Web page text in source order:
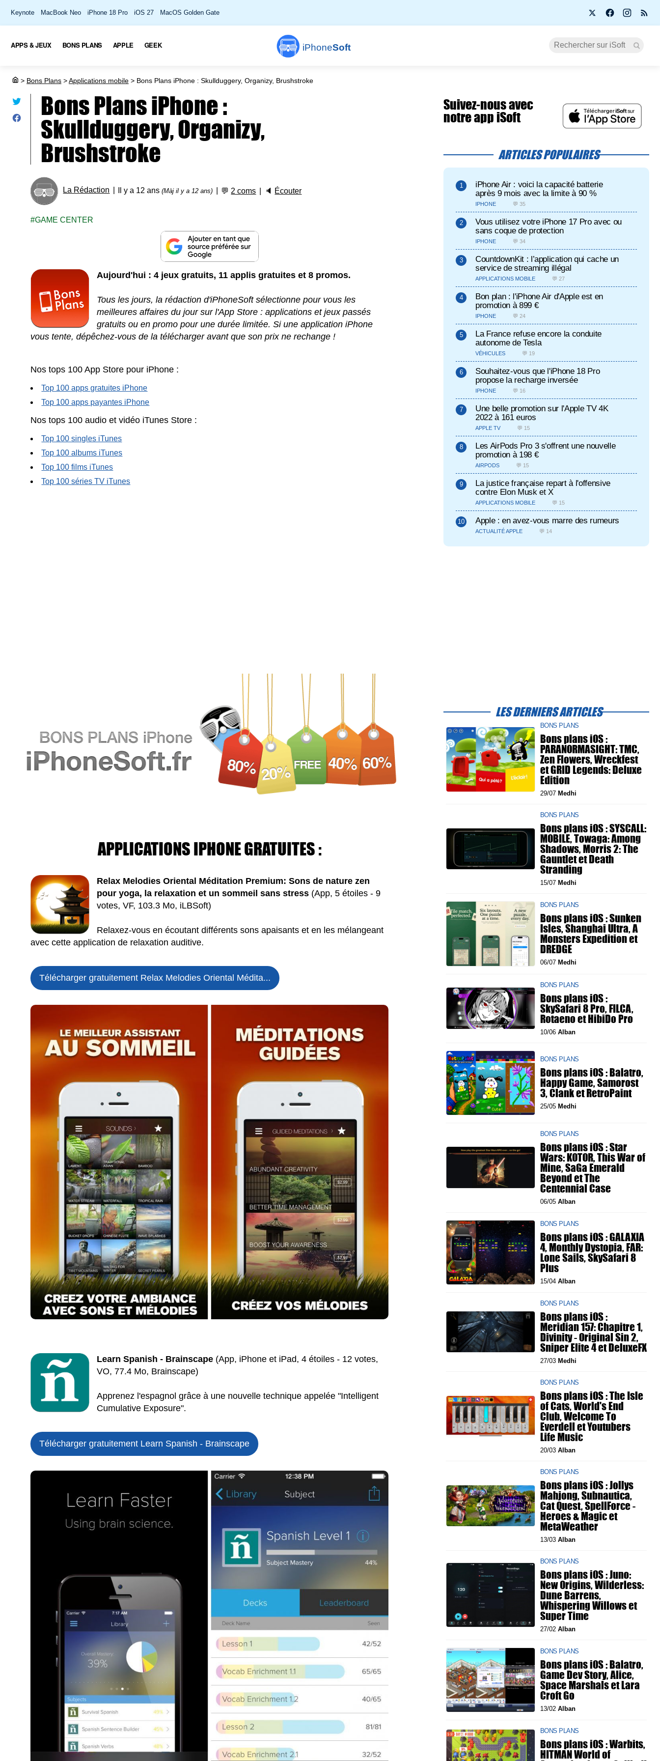
Keynote MacBook Neo iPhone 18 Pro iOS 27 MacOS Golden Gate
iPhoneSoft
APPS & JEUX BONS PLANS APPLE GEEK
> Bons Plans >Applications mobile > Bons Plans iPhone : Skullduggery, Organizy, Brushstroke
Bons Plans iPhone :
Skullduggery, Organizy,
Brushstroke
La Rédaction Il y a 12 ans(Màj il y a 12 ans) 💬 2 coms 🔈 Écouter
GAME CENTER
Aujourd'hui : 4 jeux gratuits, 11 applis gratuites et 8 promos.
Tous les jours, la rédaction d'iPhoneSoft sélectionne pour vous les
meilleures affaires du jour sur l'App Store : applications et jeux passés
gratuits ou en promo pour une durée limitée. Si une application iPhone
vous tente, dépêchez-vous de la télécharger avant que son prix ne rechange !
Nos tops 100 App Store pour iPhone :
Top 100 apps gratuites iPhone
Top 100 apps payantes iPhone
Nos tops 100 audio et vidéo iTunes Store :
Top 100 singles iTunes
Top 100 albums iTunes
Top 100 films iTunes
Top 100 séries TV iTunes
APPLICATIONS IPHONE GRATUITES :
Relax Melodies Oriental Méditation Premium: Sons de nature zen
pour yoga, la relaxation et un sommeil sans stress (App, 5 étoiles - 9
votes, VF, 103.3 Mo, iLBSoft)
Relaxez-vous en écoutant différents sons apaisants et en les mélangeant
avec cette application de relaxation auditive.
Télécharger gratuitement Relax Melodies Oriental Médita...
Learn Spanish - Brainscape (App, iPhone et iPad, 4 étoiles - 12 votes,
VO, 77.4 Mo, Brainscape)
Apprenez l'espagnol grâce à une nouvelle technique appelée "Intelligent
Cumulative Exposure".
Télécharger gratuitement Learn Spanish - Brainscape
Suivez-nous avec
notre app iSoft
ARTICLES POPULAIRES
iPhone Air : voici la capacité batterie
après 9 mois avec la limite à 90 %
IPHONE 💬 35
Vous utilisez votre iPhone 17 Pro avec ou
sans coque de protection
IPHONE 💬 34
CountdownKit : l’application qui cache un
service de streaming illégal
APPLICATIONS MOBILE 💬 27
Bon plan : l'iPhone Air d'Apple est en
promotion à 899 €
IPHONE 💬 24
La France refuse encore la conduite
autonome de Tesla
VÉHICULES 💬 19
Souhaitez-vous que l'iPhone 18 Pro
propose la recharge inversée
IPHONE 💬 16
Une belle promotion sur l'Apple TV 4K
2022 à 161 euros
APPLE TV 💬 15
Les AirPods Pro 3 s'offrent une nouvelle
promotion à 198 €
AIRPODS 💬 15
La justice française repart à l'offensive
contre Elon Musk et X
APPLICATIONS MOBILE 💬 15
Apple : en avez-vous marre des rumeurs
ACTUALITÉ APPLE 💬 14
LES DERNIERS ARTICLES
BONS PLANS
Bons plans iOS :
PARANORMASIGHT: TMC,
Zen Flowers, Wreckfest
et GRID Legends: Deluxe
Edition
29/07 Medhi
BONS PLANS
Bons plans iOS : SYSCALL:
MOBILE, Towaga: Among
Shadows, Morris 2: The
Gauntlet et Death
Stranding
15/07 Medhi
BONS PLANS
Bons plans iOS : Sunken
Isles, Shanghai Ultra, A
Monsters Expedition et
DREDGE
06/07 Medhi
BONS PLANS
Bons plans iOS :
SkySafari 8 Pro, FILCA,
Rotaeno et HibiDo Pro
10/06 Alban
BONS PLANS
Bons plans iOS : Balatro,
Happy Game, Samorost
3, Clank et RetroPaint
25/05 Medhi
BONS PLANS
Bons plans iOS : Star
Wars: KOTOR, This War of
Mine, SaGa Emerald
Beyond et The
Centennial Case
06/05 Alban
BONS PLANS
Bons plans iOS : GALAXIA
4, Monthly Dystopia, FAR:
Lone Sails, SkySafari 8
Plus
15/04 Alban
BONS PLANS
Bons plans iOS :
Meridian 157: Chapitre 1,
Divinity - Original Sin 2,
Sniper Elite 4 et DeluxeFX
27/03 Medhi
BONS PLANS
Bons plans iOS : The Isle
of Cats, World's End
Club, Welcome To
Everdell et Youtubers
Life Music
20/03 Alban
BONS PLANS
Bons plans iOS : Jollys
Mahjong, Subnautica,
Cat Quest, SpellForce -
Heroes & Magic et
MetaWeather
13/03 Alban
BONS PLANS
Bons plans iOS : Juno:
New Origins, Wilderless:
Dune Barrens,
Whispering Willows et
Super Time
27/02 Alban
BONS PLANS
Bons plans iOS : Balatro,
Game Dev Story, Alice,
Space Marshals et Lara
Croft Go
13/02 Alban
BONS PLANS
Bons plans iOS : Warbits,
HITMAN World of